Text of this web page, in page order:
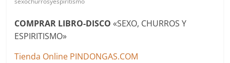
COMPRAR LIBRO-DISCO «SEXO, CHURROS Y
ESPIRITISMO»
Tienda Online PINDONGAS.COM